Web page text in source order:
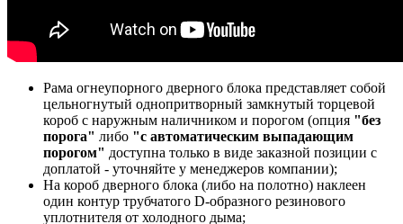
Рама огнеупорного дверного блока представляет собой
цельногнутый однопритворный замкнутый торцевой
короб с наружным наличником и порогом (опция "без
порога" либо "с автоматическим выпадающим
порогом" доступна только в виде заказной позиции с
доплатой - уточняйте у менеджеров компании);
На короб дверного блока (либо на полотно) наклеен
один контур трубчатого D-образного резинового
уплотнителя от холодного дыма;